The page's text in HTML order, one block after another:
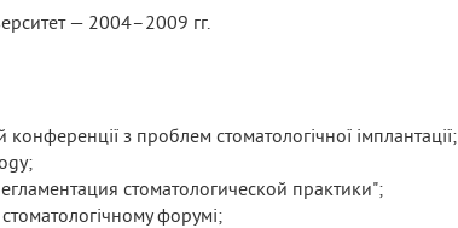
— 2004–2009 гг.
з проблем стоматологічної імплантації;
стоматологической практики";
форумі;